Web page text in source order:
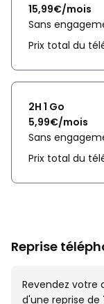
15,99€/mois
Sans
Prix total du
2H 1 Go
5,99€/mois
Sans
Prix total du
Reprise
Revendez votre
d'une reprise de